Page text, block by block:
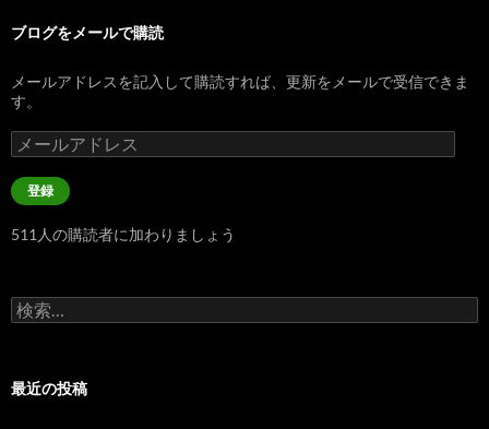
ブログをメールで購読
メールアドレスを記入して購読すれば、更新をメールで受信できま
す。
メ
ー
ル
ア
レ
登録
511人の購読者に加わりましょう
検
索:
最近の投稿